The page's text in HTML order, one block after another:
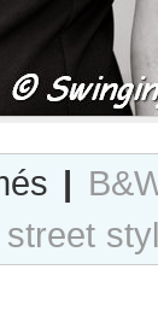
sur
B&W
Day
#205
|
street